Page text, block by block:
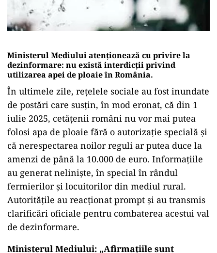
Ministerul Mediului atenționează cu privire la
dezinformare: nu există interdicții privind
utilizarea apei de ploaie în România.
În ultimele zile, rețelele sociale au fost inundate
de postări care susțin, în mod eronat, că din 1
iulie 2025, cetățenii români nu vor mai putea
folosi apa de ploaie fără o autorizație specială și
că nerespectarea noilor reguli ar putea duce la
amenzi de până la 10.000 de euro. Informațiile
au generat neliniște, în special în rândul
fermierilor și locuitorilor din mediul rural.
Autoritățile au reacționat prompt și au transmis
clarificări oficiale pentru combaterea acestui val
de dezinformare.
Ministerul Mediului: „Afirmațiile sunt